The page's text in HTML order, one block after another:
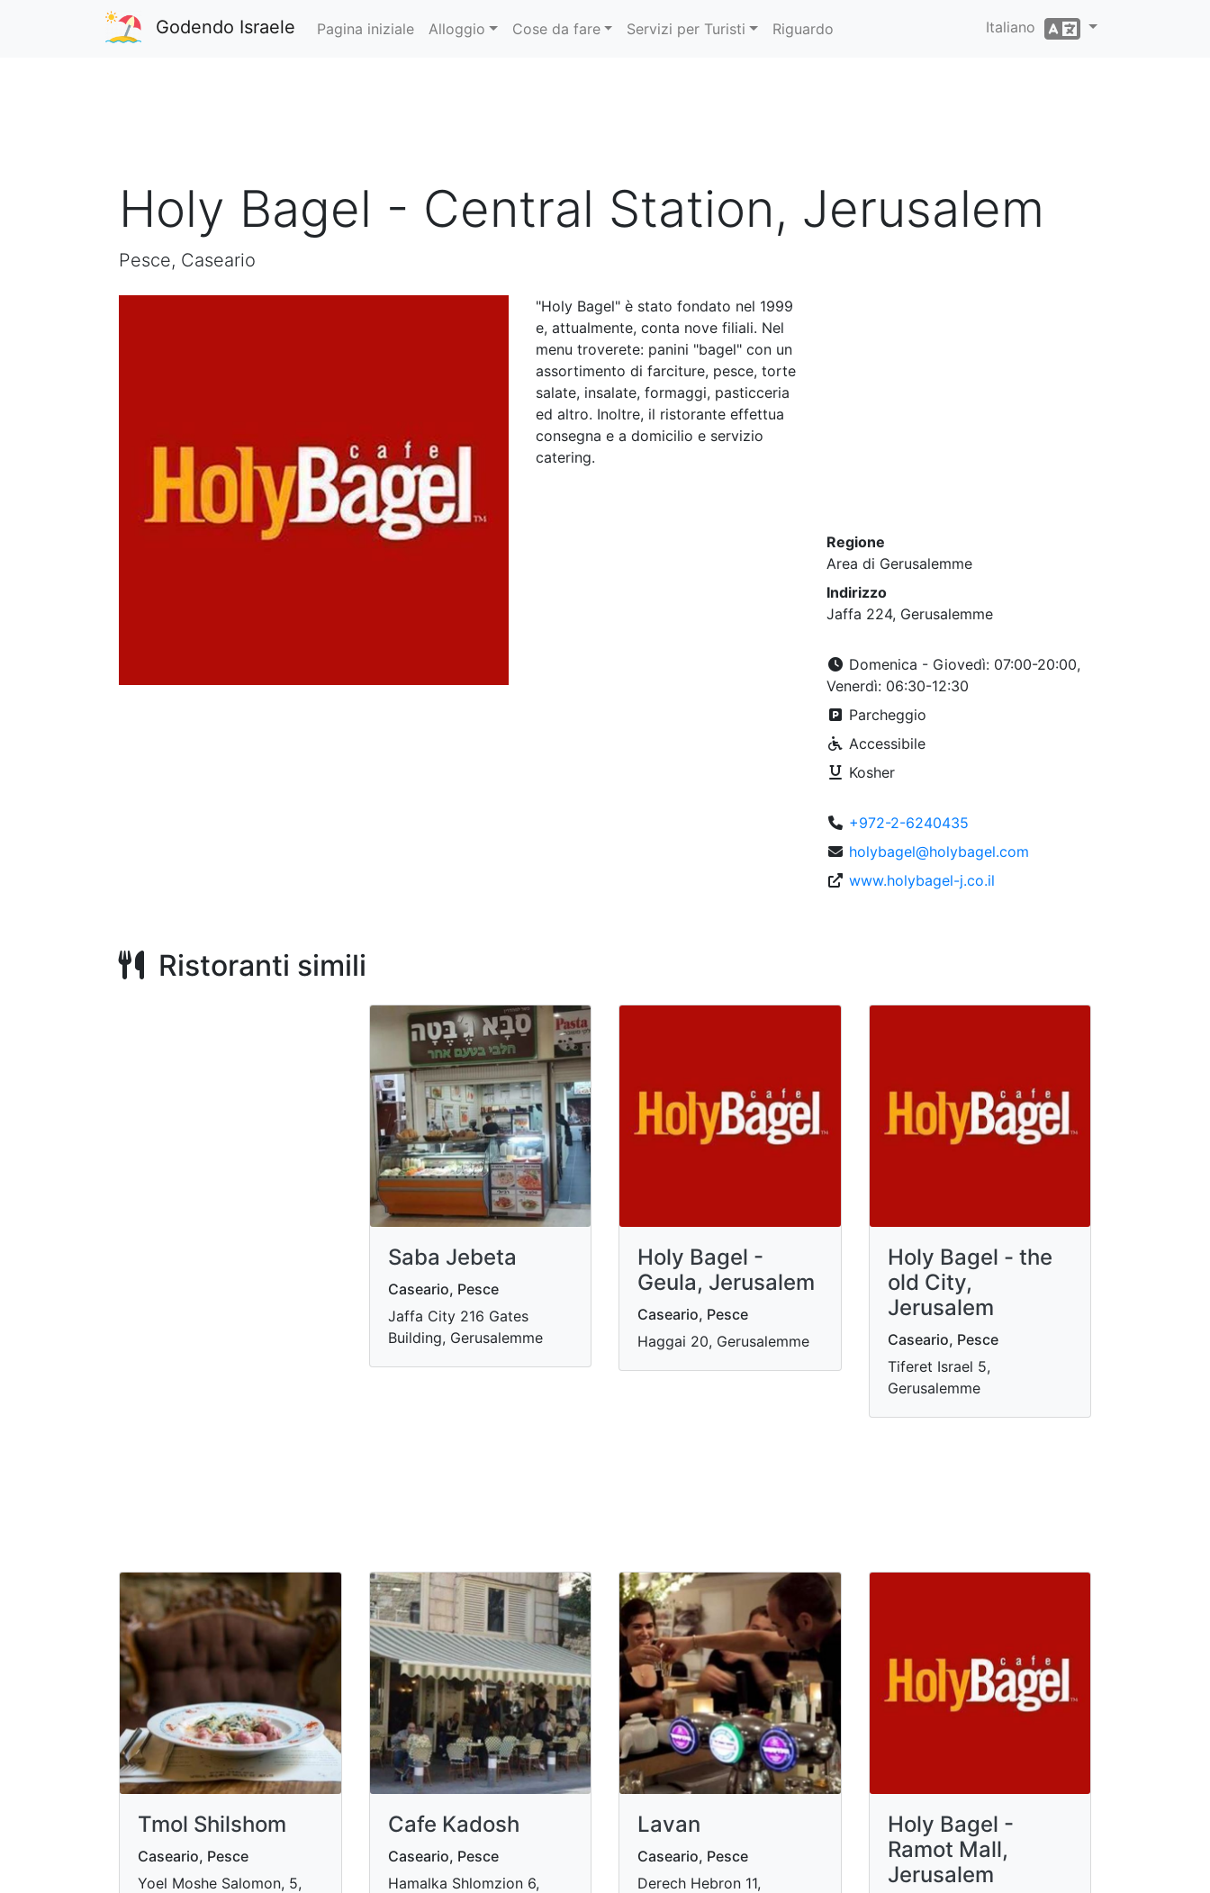
Godendo Israele Pagina iniziale Alloggio Cose da fare Servizi per Turisti Riguardo Italiano
Holy Bagel - Central Station, Jerusalem
Pesce, Caseario
"Holy Bagel" è stato fondato nel 1999
e, attualmente, conta nove filiali. Nel
menu troverete: panini "bagel" con un
assortimento di farciture, pesce, torte
salate, insalate, formaggi, pasticceria
ed altro. Inoltre, il ristorante effettua
consegna e a domicilio e servizio
catering.
Regione
Area di Gerusalemme
Indirizzo
Jaffa 224, Gerusalemme
Domenica - Giovedì: 07:00-20:00,
Venerdì: 06:30-12:30
Parcheggio
Accessibile
Kosher
+972-2-6240435
holybagel@holybagel.com
www.holybagel-j.co.il
Ristoranti simili
Saba Jebeta
Caseario, Pesce
Jaffa City 216 Gates
Building, Gerusalemme
Holy Bagel -
Geula, Jerusalem
Caseario, Pesce
Haggai 20, Gerusalemme
Holy Bagel - the
old City,
Jerusalem
Caseario, Pesce
Tiferet Israel 5,
Gerusalemme
Tmol Shilshom
Caseario, Pesce
Yoel Moshe Salomon, 5,
Cafe Kadosh
Caseario, Pesce
Hamalka Shlomzion 6,
Lavan
Caseario, Pesce
Derech Hebron 11,
Holy Bagel -
Ramot Mall,
Jerusalem